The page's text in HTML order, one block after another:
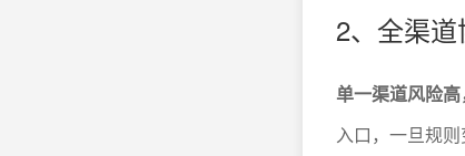
2、全渠
单一渠道风险
入口，一旦规